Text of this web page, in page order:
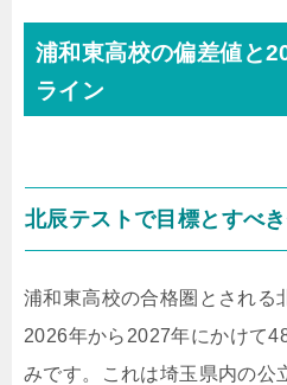
浦和東高校の偏差値と
ライン
北辰テストで目標とすべ
浦和東高校の合格圏とされる
2026年から2027年にかけて
みです。これは埼玉県内の公